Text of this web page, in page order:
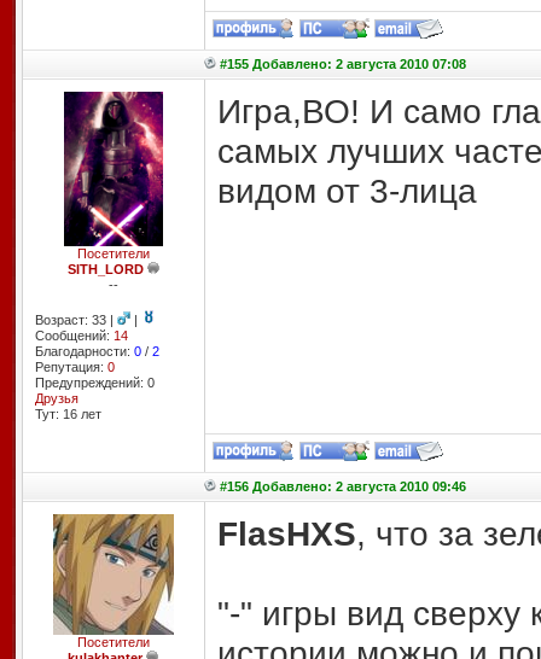
#155 Добавлено: 2 августа 2010 07:08
Посетители
SITH_LORD
--
Возраст: 33 |
|
Сообщений: 14
Благодарности: 0/ 2
Репутация: 0
Предупреждений: 0
Друзья
Тут: 16 лет
Игра,ВО! И само
самых лучших
видом от 3-лица
#156 Добавлено: 2 августа 2010 09:46
Посетители
FlasHXS, что за
"-" игры вид сверху